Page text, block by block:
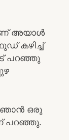
അയാൾ
കഴിച്ച്
പറഞ്ഞു
ഞാൻ ഒരു
പറഞ്ഞു.